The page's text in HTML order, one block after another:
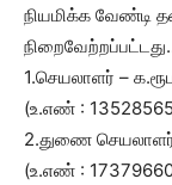
நியமிக்க வேண்டி
1.செயலாளர் –
(உ.எண் :
2.துணை செயலாளர்
(உ.எண் :